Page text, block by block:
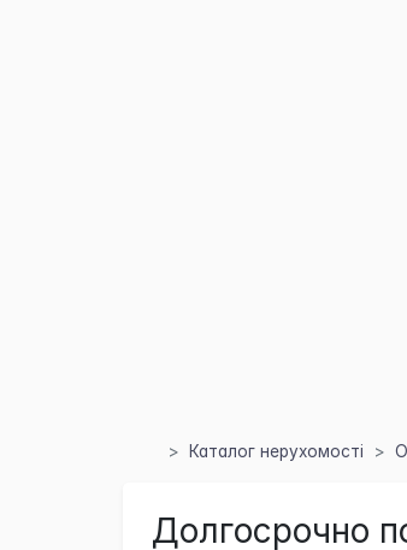
Каталог нерухомості
Долгосрочно